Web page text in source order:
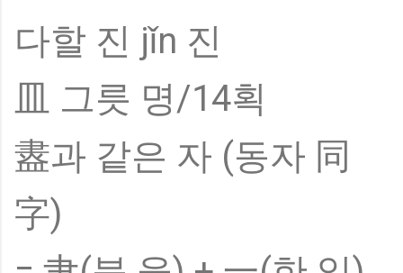
다할 진 jǐn 진
皿 그릇 명/14획
䀆과 같은 자 (동자 同
字)